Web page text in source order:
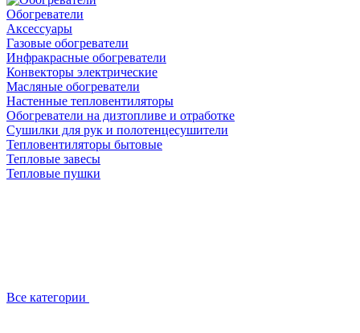
Обогреватели
Аксессуары
Газовые обогреватели
Инфракрасные обогреватели
Конвекторы электрические
Масляные обогреватели
Настенные тепловентиляторы
Обогреватели на дизтопливе и отработке
Сушилки для рук и полотенцесушители
Тепловентиляторы бытовые
Тепловые завесы
Тепловые пушки
Все категории